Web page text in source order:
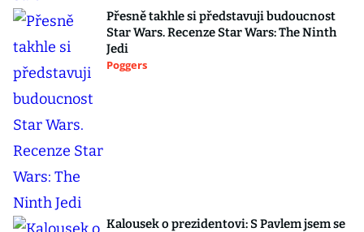
Přesně takhle si představuji budoucnost
Star Wars. Recenze Star Wars: The Ninth
Jedi
Poggers
Kalousek o prezidentovi: S Pavlem jsem se